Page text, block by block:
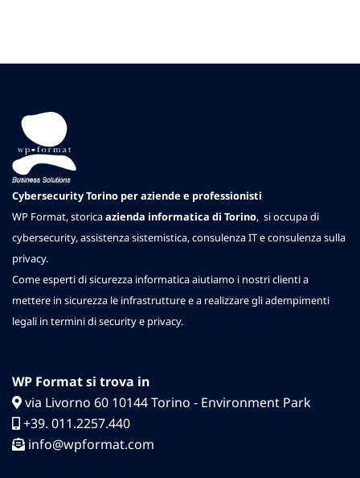
Cybersecurity Torino per aziende e professionisti
WP Format, storicaazienda informatica di Torino, si occupa di
cybersecurity,assistenza sistemistica,consulenza ITeconsulenza sulla
privacy.
Come esperti di sicurezza informatica aiutiamo i nostri clienti a
mettere in sicurezza le infrastrutture e a realizzare gli adempimenti
legali in termini di security e privacy.
WP Format si trova in
via Livorno 60 10144 Torino - Environment Park
+39. 011.2257.440
info@wpformat.com